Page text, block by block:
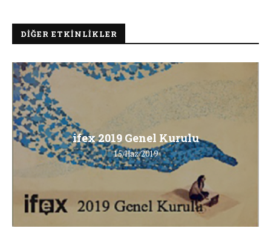
DIĞER ETKINLIKLER
ifex 2019 Genel Kurulu
15/Haz/2019